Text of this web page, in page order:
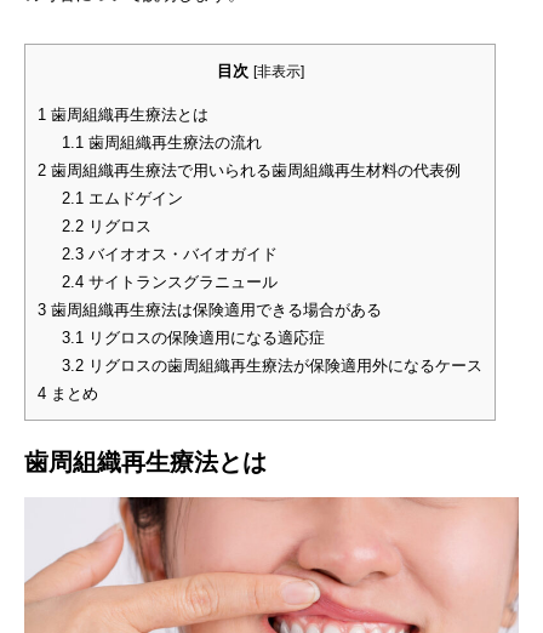
目次 [非表示]
1 歯周組織再生療法とは
1.1歯周組織再生療法の流れ
2 歯周組織再生療法で用いられる歯周組織再生材料の代表例
2.1エムドゲイン
2.2リグロス
2.3バイオオス・バイオガイド
2.4サイトランスグラニュール
3 歯周組織再生療法は保険適用できる場合がある
3.1リグロスの保険適用になる適応症
3.2リグロスの歯周組織再生療法が保険適用外になるケース
4 まとめ
歯周組織再生療法とは